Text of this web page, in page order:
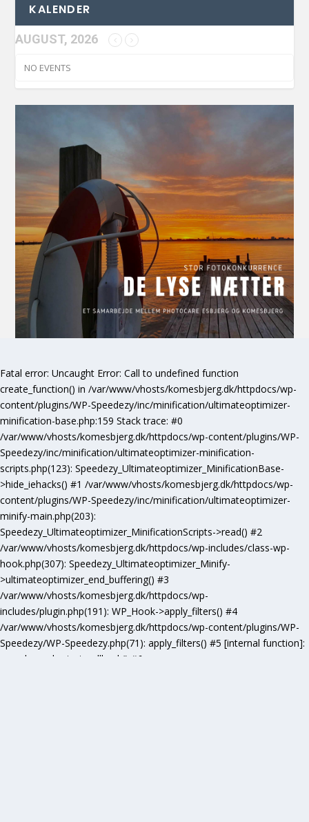
KALENDER
AUGUST, 2026
NO EVENTS
Fatal error: Uncaught Error: Call to undefined function
create_function() in /var/www/vhosts/komesbjerg.dk/httpdocs/wp-
content/plugins/WP-Speedezy/inc/minification/ultimateoptimizer-
minification-base.php:159 Stack trace: #0
/var/www/vhosts/komesbjerg.dk/httpdocs/wp-content/plugins/WP-
Speedezy/inc/minification/ultimateoptimizer-minification-
scripts.php(123): Speedezy_Ultimateoptimizer_MinificationBase-
>hide_iehacks() #1 /var/www/vhosts/komesbjerg.dk/httpdocs/wp-
content/plugins/WP-Speedezy/inc/minification/ultimateoptimizer-
minify-main.php(203):
Speedezy_Ultimateoptimizer_MinificationScripts->read() #2
/var/www/vhosts/komesbjerg.dk/httpdocs/wp-includes/class-wp-
hook.php(307): Speedezy_Ultimateoptimizer_Minify-
>ultimateoptimizer_end_buffering() #3
/var/www/vhosts/komesbjerg.dk/httpdocs/wp-
includes/plugin.php(191): WP_Hook->apply_filters() #4
/var/www/vhosts/komesbjerg.dk/httpdocs/wp-content/plugins/WP-
Speedezy/WP-Speedezy.php(71): apply_filters() #5 [internal function]:
speedezy_ob_start_callback() #6